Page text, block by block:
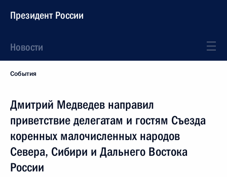
Президент России
Новости
События
Дмитрий Медведев направил
приветствие делегатам и гостям Съезда
коренных малочисленных народов
Севера, Сибири и Дальнего Востока
России